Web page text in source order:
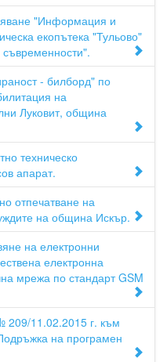
"Информация и
екопътека "Тульово"
- билборд" по
на
Луковит, община
техническо
апарат.
отпечатване на
на община Искър.
на електронни
електронна
мрежа по стандарт GSM
209/11.02.2015 г. към
на програмен